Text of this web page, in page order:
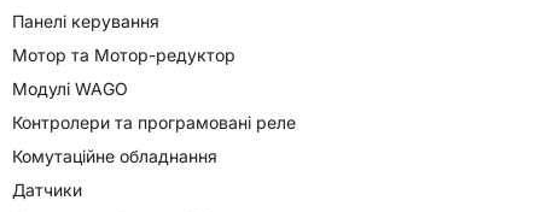
Панелі керування
Мотор та Мотор-редуктор
Модулі WAGO
Контролери та програмовані реле
Комутаційне обладнання
Датчики